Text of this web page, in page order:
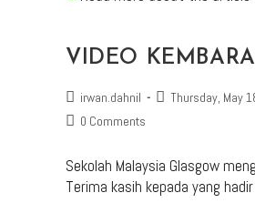
VIDEO
irwan.dahnil Thursday, May
0 Comments
Sekolah Malaysia Glasgow
Terima kasih kepada yang